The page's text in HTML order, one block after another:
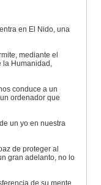
en El Nido, una
mediante el
la Humanidad,
conduce a un
ordenador que
un yo en nuestra
de proteger al
gran adelanto, no lo
de su mente